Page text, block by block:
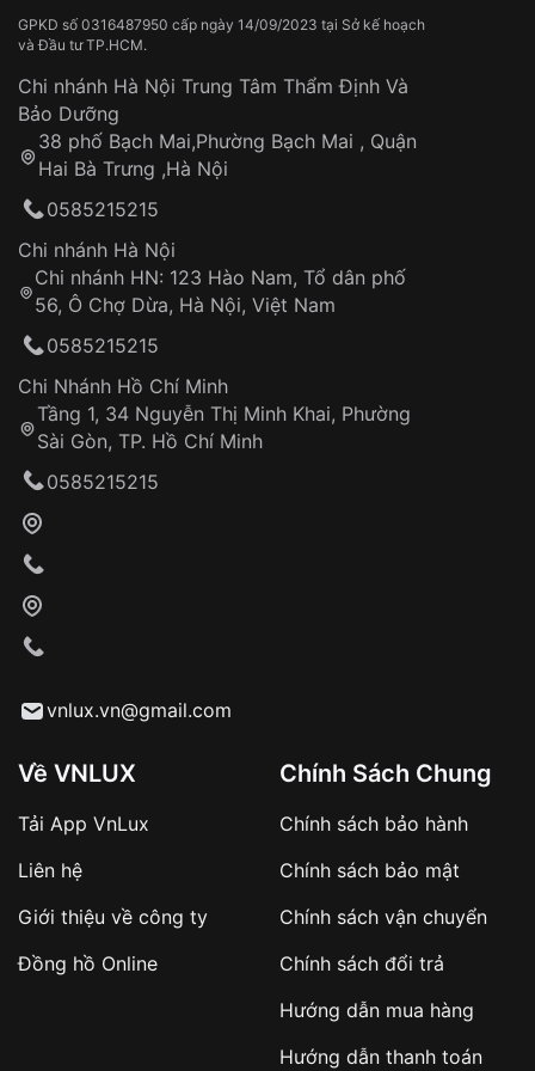
trong ngành đồng hồ
Đồng hồ kính sapphire
triển ấn tượng trong ngành đồng hồ. Dưới đây là bài
viết về lịch sử hình thành và phát triển của ngành đồng
hồ ứng dụng mặt kính sapphire trong sản xuất:
Cuối thế kỷ 19, nhà khoa học người Pháp
Edmond Frémy phát triển phương pháp Verneuil
để tổng hợp nhân tạo đá corundum (ruby và
sapphire) từ bột nhôm oxit (Al2O3).
Phương pháp này giúp tạo ra những boule (khối)
sapphire nhân tạo có độ cứng và độ trong cao.
Năm 1932, thương hiệu đồng hồ Longines sử
dụng mặt kính sapphire lần đầu tiên cho mẫu
đồng hồ kính sapphire "The Lindbergh Hour
khó gia công.
Vào thập niên 1950 và 1960, kỹ thuật sản xuất
đồng hồ kính sapphire được cải tiến, giúp giảm
Omega, và Patek Philippe bắt đầu sử dụng mặt
kính sapphire cho các mẫu đồng hồ của họ.
Đồng hồ kính sapphire dần trở thành tiêu chuẩn
cho các đồng hồ cao cấp nhờ độ cứng, độ trong
và khả năng chống trầy xước vượt trội.
GPKD số 0316487950 cấp ngày 14/09/2023 tại Sở kế hoạch
và Đầu tư TP.HCM.
Chi nhánh Hà Nội Trung Tâm Thẩm Định Và
Bảo Dưỡng
38 phố Bạch Mai,Phường Bạch Mai , Quận
Hai Bà Trưng ,Hà Nội
0585215215
Chi nhánh Hà Nội
Chi nhánh HN: 123 Hào Nam, Tổ dân phố
56, Ô Chợ Dừa, Hà Nội, Việt Nam
0585215215
Chi Nhánh Hồ Chí Minh
Tầng 1, 34 Nguyễn Thị Minh Khai, Phường
Sài Gòn, TP. Hồ Chí Minh
0585215215
vnlux.vn@gmail.com
Về VNLUX
Tải App VnLux
Liên hệ
Giới thiệu về công ty
Đồng hồ Online
Chính Sách Chung
Chính sách bảo hành
Chính sách bảo mật
Chính sách vận chuyển
Chính sách đổi trả
Hướng dẫn mua hàng
Hướng dẫn thanh toán